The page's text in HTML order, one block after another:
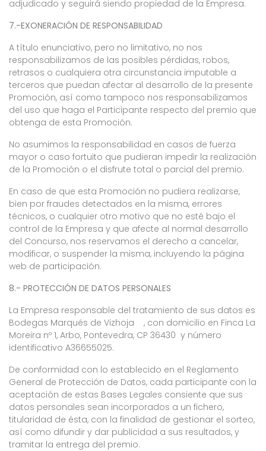
adjudicado y seguirá siendo propiedad de la Empresa.
7.-EXONERACIÓN DE RESPONSABILIDAD
A título enunciativo, pero no limitativo, no nos
responsabilizamos de las posibles pérdidas, robos,
retrasos o cualquiera otra circunstancia imputable a
terceros que puedan afectar al desarrollo de la presente
Promoción, así como tampoco nos responsabilizamos
del uso que haga el Participante respecto del premio que
obtenga de esta Promoción.
No asumimos la responsabilidad en casos de fuerza
mayor o caso fortuito que pudieran impedir la realización
de la Promoción o el disfrute total o parcial del premio.
En caso de que esta Promoción no pudiera realizarse,
bien por fraudes detectados en la misma, errores
técnicos, o cualquier otro motivo que no esté bajo el
control de la Empresa y que afecte al normal desarrollo
del Concurso, nos reservamos el derecho a cancelar,
modificar, o suspender la misma, incluyendo la página
web de participación.
8.- PROTECCIÓN DE DATOS PERSONALES
La Empresa responsable del tratamiento de sus datos es
Bodegas Marqués de Vizhoja , con domicilio en Finca La
Moreira nº 1, Arbo, Pontevedra, CP 36430 y número
identificativo A36655025.
De conformidad con lo establecido en el Reglamento
General de Protección de Datos, cada participante con la
aceptación de estas Bases Legales consiente que sus
datos personales sean incorporados a un fichero,
titularidad de ésta, con la finalidad de gestionar el sorteo,
así como difundir y dar publicidad a sus resultados, y
tramitar la entrega del premio.